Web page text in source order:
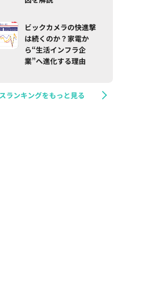
ビックカメラの快進撃
は続くのか？家電か
ら“生活インフラ企
業”へ進化する理由
ランキングをもっと見る